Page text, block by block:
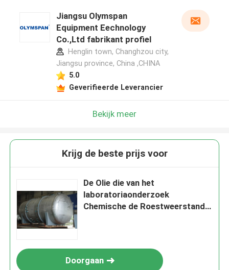
Jiangsu Olymspan
Equipment Eechnology
Co.,Ltd fabrikant profiel
Henglin town, Changhzou city,
Jiangsu province, China ,CHINA
5.0
Geverifieerde Leverancier
Bekijk meer
Krijg de beste prijs voor
De Olie die van het
laboratoriaonderzoek
Chemische de Roestweerstand
Doorgaan